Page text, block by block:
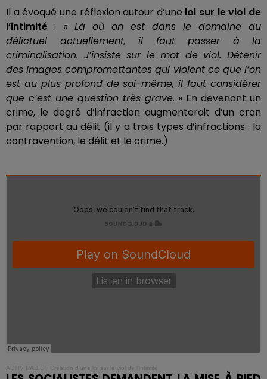
Il a évoqué une réflexion autour d’une loi sur le viol de
l’intimité : « Là où on est dans le domaine du
délictuel actuellement, il faut passer à la
criminalisation. J’insiste sur le mot de viol. Détenir
des images compromettantes qui violent ce que l’on
est au plus profond de soi-même, il faut considérer
que c’est une question très grave. » En devenant un
crime, le degré d’infraction augmenterait d’un cran
par rapport au délit (il y a trois types d’infractions : la
contravention, le délit et le crime.)
ACTIV RADIO Création d’une loi sur le viol de l’intimité